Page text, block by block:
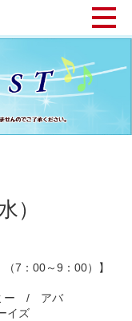
）
7：00～9：00）】
ー / アバ
イズ